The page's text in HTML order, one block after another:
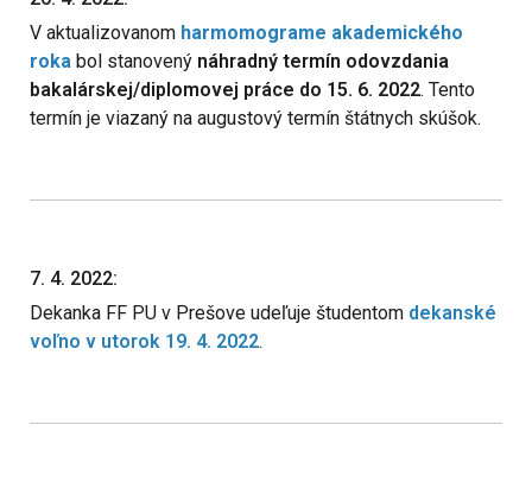
V aktualizovanom harmomograme akademického
roka bol stanovený náhradný termín odovzdania
bakalárskej/diplomovej práce do 15. 6. 2022. Tento
termín je viazaný na augustový termín štátnych skúšok.
7. 4. 2022:
Dekanka FF PU v Prešove udeľuje študentom dekanské
voľno v utorok 19. 4. 2022.